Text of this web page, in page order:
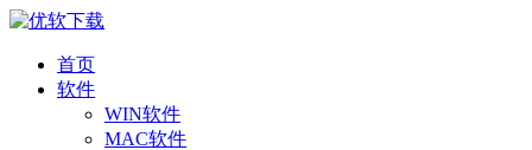
首页
软件
WIN软件
MAC软件